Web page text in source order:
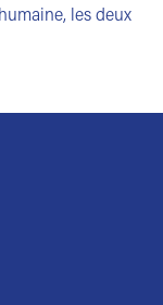
les deux